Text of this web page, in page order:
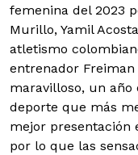
femenina del 2023
Murillo, Yamil
atletismo
entrenador Freiman
maravilloso, un
deporte que más
mejor presentación
por lo que las